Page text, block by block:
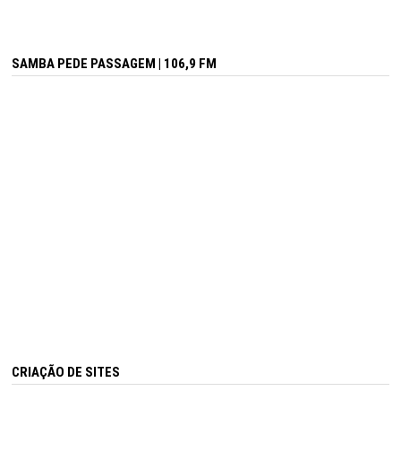
SAMBA PEDE PASSAGEM | 106,9 FM
CRIAÇÃO DE SITES